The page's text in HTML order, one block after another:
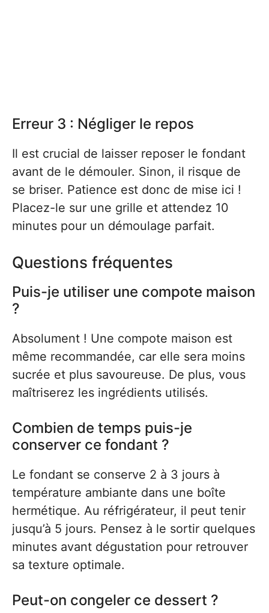
Erreur 3 : Négliger le repos
Il est crucial de laisser reposer le fondant
avant de le démouler. Sinon, il risque de
se briser. Patience est donc de mise ici !
Placez-le sur une grille et attendez 10
minutes pour un démoulage parfait.
Questions fréquentes
Puis-je utiliser une compote maison
?
Absolument ! Une compote maison est
même recommandée, car elle sera moins
sucrée et plus savoureuse. De plus, vous
maîtriserez les ingrédients utilisés.
Combien de temps puis-je
conserver ce fondant ?
Le fondant se conserve 2 à 3 jours à
température ambiante dans une boîte
hermétique. Au réfrigérateur, il peut tenir
jusqu’à 5 jours. Pensez à le sortir quelques
minutes avant dégustation pour retrouver
sa texture optimale.
Peut-on congeler ce dessert ?